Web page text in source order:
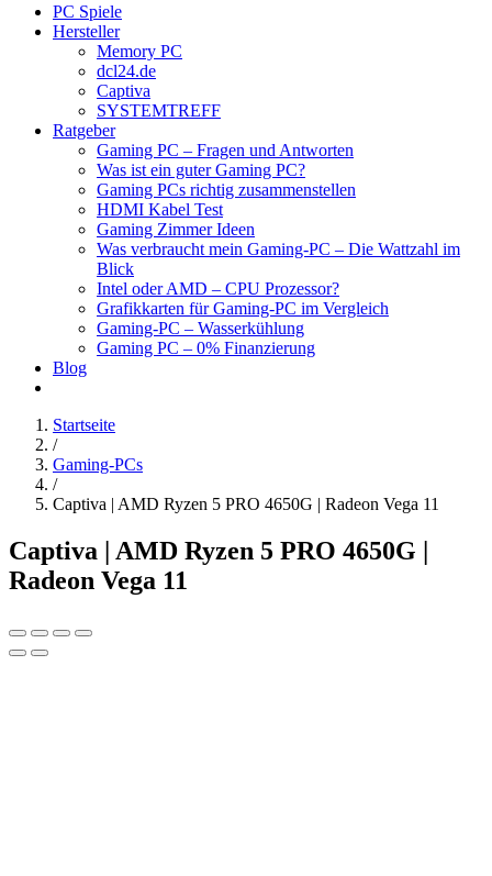
PC Spiele
Hersteller
Memory PC
dcl24.de
Captiva
SYSTEMTREFF
Ratgeber
Gaming PC – Fragen und Antworten
Was ist ein guter Gaming PC?
Gaming PCs richtig zusammenstellen
HDMI Kabel Test
Gaming Zimmer Ideen
Was verbraucht mein Gaming-PC – Die Wattzahl im
Blick
Intel oder AMD – CPU Prozessor?
Grafikkarten für Gaming-PC im Vergleich
Gaming-PC – Wasserkühlung
Gaming PC – 0% Finanzierung
Blog
Startseite
/
Gaming-PCs
/
Captiva | AMD Ryzen 5 PRO 4650G | Radeon Vega 11
Captiva | AMD Ryzen 5 PRO 4650G |
Radeon Vega 11